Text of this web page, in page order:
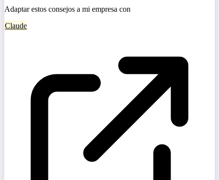
Adaptar estos consejos a mi empresa con
Claude